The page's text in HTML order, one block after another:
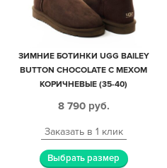
ЗИМНИЕ БОТИНКИ UGG BAILEY
BUTTON CHOCOLATE С МЕХОМ
КОРИЧНЕВЫЕ (35-40)
8 790 руб.
Заказать в 1 клик
Выбрать размер